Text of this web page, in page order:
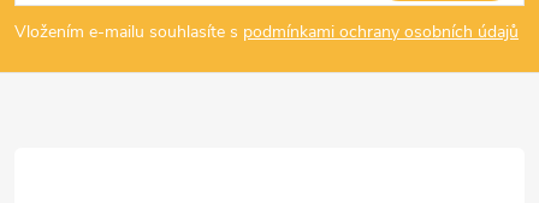
p
a
Vložením e-mailu souhlasíte s podmínkami ochrany osobních údajů